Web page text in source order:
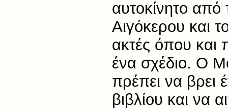
αυτοκίνητο από
Αιγόκερου και
ακτές όπου
ένα σχέδιο. Ο
πρέπει να βρει
βιβλίου και να